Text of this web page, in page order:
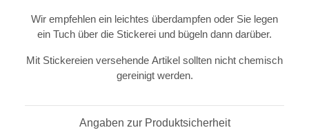
Wir empfehlen ein leichtes überdampfen oder Sie legen
ein Tuch über die Stickerei und bügeln dann darüber.
Mit Stickereien versehende Artikel sollten nicht chemisch
gereinigt werden.
Angaben zur Produktsicherheit